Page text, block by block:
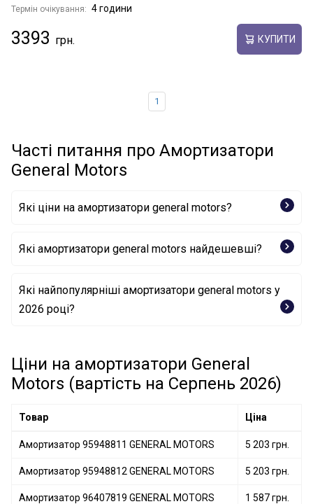
Термін очікування: 4 години
3393 КУПИТИ
1
Часті питання про Амортизатори
General Motors
Які ціни на амортизатори general motors?
Які амортизатори general motors найдешевші?
Амортизатор 95032448 GENERAL MOTORS
Які найпопулярніші амортизатори general motors у
2026 році?
Ціни на амортизатори General
Motors (вартість на Серпень 2026)
Товар Ціна
Амортизатор 95948811 GENERAL MOTORS 5 203 грн.
Амортизатор 95948812 GENERAL MOTORS 5 203 грн.
Амортизатор 96407819 GENERAL MOTORS 1 587 грн.